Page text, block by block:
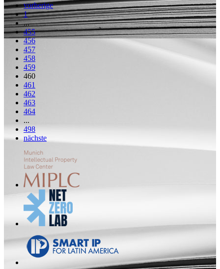
vorherige
1
...
455
456
457
458
459
460
461
462
463
464
...
498
nächste